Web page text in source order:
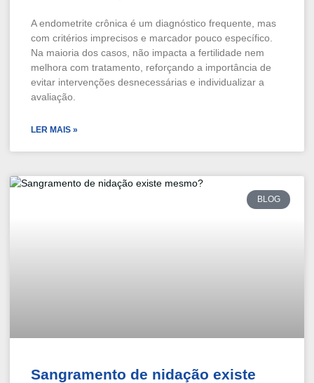
A endometrite crônica é um diagnóstico frequente, mas
com critérios imprecisos e marcador pouco específico.
Na maioria dos casos, não impacta a fertilidade nem
melhora com tratamento, reforçando a importância de
evitar intervenções desnecessárias e individualizar a
avaliação.
LER MAIS »
BLOG
Sangramento de nidação existe